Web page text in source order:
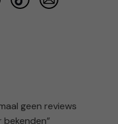
geen reviews